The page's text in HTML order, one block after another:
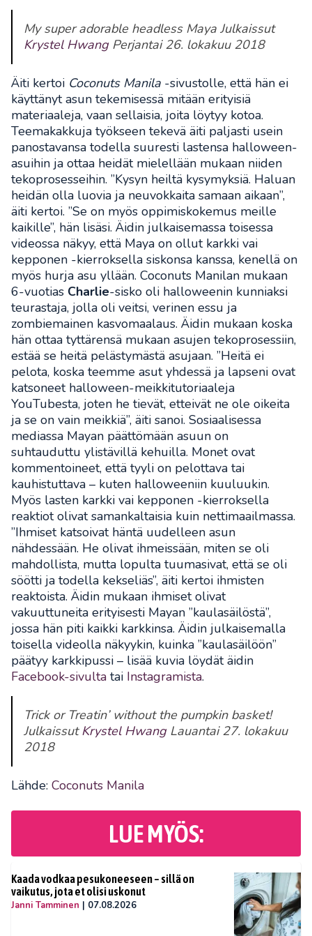
My super adorable headless Maya Julkaissut
Krystel HwangPerjantai 26. lokakuu 2018
Äiti kertoi Coconuts Manila -sivustolle, että hän ei
käyttänyt asun tekemisessä mitään erityisiä
materiaaleja, vaan sellaisia, joita löytyy kotoa.
Teemakakkuja työkseen tekevä äiti paljasti usein
panostavansa todella suuresti lastensa halloween-
asuihin ja ottaa heidät mielellään mukaan niiden
tekoprosesseihin. ”Kysyn heiltä kysymyksiä. Haluan
heidän olla luovia ja neuvokkaita samaan aikaan”,
äiti kertoi. ”Se on myös oppimiskokemus meille
kaikille”, hän lisäsi. Äidin julkaisemassa toisessa
videossa näkyy, että Maya on ollut karkki vai
kepponen -kierroksella siskonsa kanssa, kenellä on
myös hurja asu yllään. Coconuts Manilan mukaan
6-vuotias Charlie-sisko oli halloweenin kunniaksi
teurastaja, jolla oli veitsi, verinen essu ja
zombiemainen kasvomaalaus. Äidin mukaan koska
hän ottaa tyttärensä mukaan asujen tekoprosessiin,
estää se heitä pelästymästä asujaan. ”Heitä ei
pelota, koska teemme asut yhdessä ja lapseni ovat
katsoneet halloween-meikkitutoriaaleja
YouTubesta, joten he tievät, etteivät ne ole oikeita
ja se on vain meikkiä”, äiti sanoi. Sosiaalisessa
mediassa Mayan päättömään asuun on
suhtauduttu ylistävillä kehuilla. Monet ovat
kommentoineet, että tyyli on pelottava tai
kauhistuttava – kuten halloweeniin kuuluukin.
Myös lasten karkki vai kepponen -kierroksella
reaktiot olivat samankaltaisia kuin nettimaailmassa.
”Ihmiset katsoivat häntä uudelleen asun
nähdessään. He olivat ihmeissään, miten se oli
mahdollista, mutta lopulta tuumasivat, että se oli
söötti ja todella kekseliäs”, äiti kertoi ihmisten
reaktoista. Äidin mukaan ihmiset olivat
vakuuttuneita erityisesti Mayan ”kaulasäilöstä”,
jossa hän piti kaikki karkkinsa. Äidin julkaisemalla
toisella videolla näkyykin, kuinka ”kaulasäilöön”
päätyy karkkipussi – lisää kuvia löydät äidin
Facebook-sivulta tai Instagramista.
Trick or Treatin’ without the pumpkin basket!
JulkaissutKrystel HwangLauantai 27. lokakuu
2018
Lähde: Coconuts Manila
LUE MYÖS:
Kaada vodkaa pesukoneeseen – sillä on
vaikutus, jota et olisi uskonut
Janni Tamminen | 07.08.2026